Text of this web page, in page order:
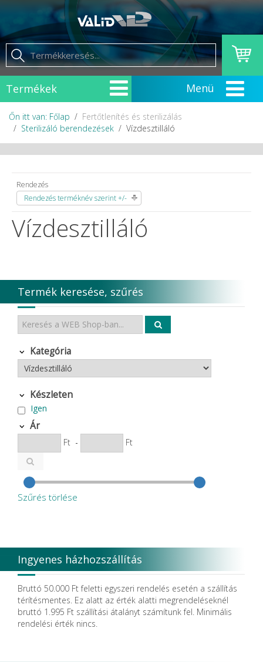
Termékek
Őn itt van: Főlap
Fertőtlenítés és sterilizálás
Sterilizáló berendezések
Vízdesztilláló
Rendezés
Rendezés terméknév szerint +/-
Vízdesztilláló
Termék keresése, szűrés
Kategória
Készleten
Igen
Ár
Ft - Ft
Szűrés törlése
Ingyenes házhozszállítás
Bruttó 50.000 Ft feletti egyszeri rendelés esetén a szállítás
térítésmentes. Ez alatt az érték alatti megrendeléseknél
bruttó 1.995 Ft szállítási átalányt számítunk fel. Minimális
rendelési érték nincs.